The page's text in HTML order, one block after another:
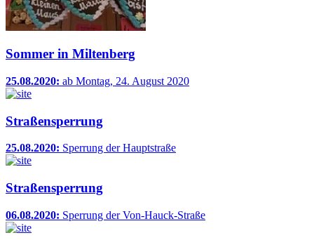
Sommer in Miltenberg
25.08.2020: ab Montag, 24. August 2020
Straßensperrung
25.08.2020: Sperrung der Hauptstraße
Straßensperrung
06.08.2020: Sperrung der Von-Hauck-Straße